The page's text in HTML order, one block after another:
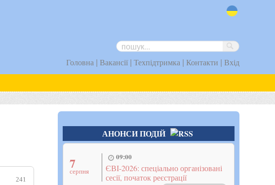
Головна | Вакансії| Техпідтримка | Контакти | Вхід
241
АНОНСИ ПОДІЙ
7
серпня
09:00
ЄВІ-2026: спеціально організовані
сесії, початок реєстрації